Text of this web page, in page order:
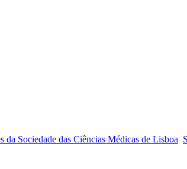
da Sociedade das Ciências Médicas de Lisboa